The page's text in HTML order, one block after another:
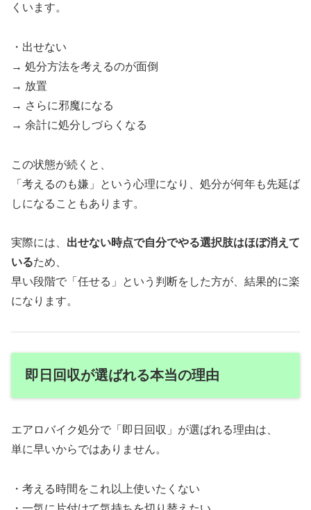
くいます。
・出せない
→ 処分方法を考えるのが面倒
→ 放置
→ さらに邪魔になる
→ 余計に処分しづらくなる
この状態が続くと、
「考えるのも嫌」という心理になり、処分が何年も先延ば
しになることもあります。
実際には、 出せない時点で自分でやる選択肢はほぼ消えて
いるため、
早い段階で「任せる」という判断をした方が、結果的に楽
になります。
即日回収が選ばれる本当の理由
エアロバイク処分で「即日回収」が選ばれる理由は、
単に早いからではありません。
・考える時間をこれ以上使いたくない